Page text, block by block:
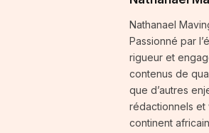
Nathanael
Passionné par
rigueur et
contenus de
que d’autres
rédactionnels et
continent